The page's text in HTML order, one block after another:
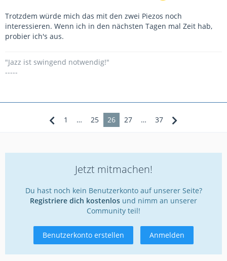
Trotzdem würde mich das mit den zwei Piezos noch
interessieren. Wenn ich in den nächsten Tagen mal Zeit hab,
probier ich's aus.
"Jazz ist swingend notwendig!"
-----
1 … 25 26 27 … 37
Jetzt mitmachen!
Du hast noch kein Benutzerkonto auf unserer Seite?
Registriere dich kostenlos und nimm an unserer
Community teil!
Benutzerkonto erstellen Anmelden